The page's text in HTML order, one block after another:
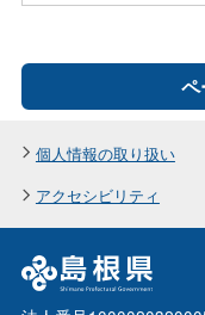
ペ
個人情報の取り扱い
アクセシビリティ